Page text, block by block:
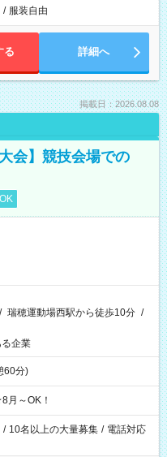
/ 服装自由
る 詳細へ
掲載日：2026.08.08
会】競技会場での
/ 瑞穂運動場西駅から徒歩10分 /
企業
60分)
月～OK！
/ 10名以上の大量募集 / 電話対応